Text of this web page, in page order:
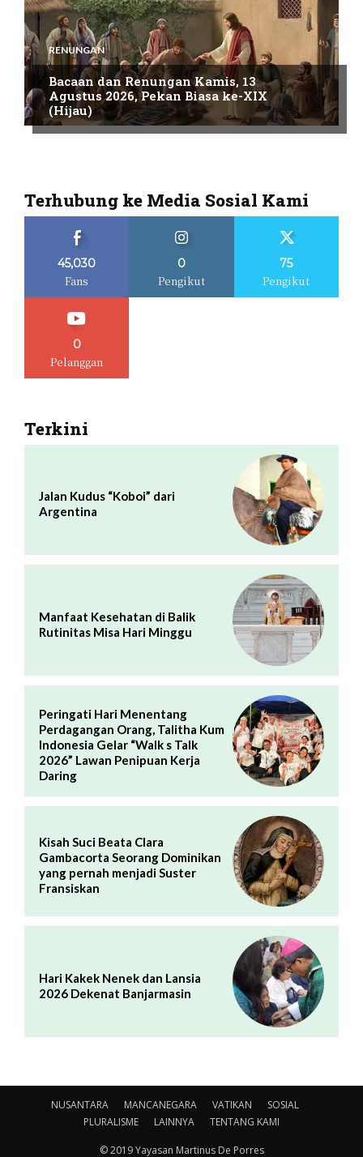
RENUNGAN
Bacaan dan Renungan Kamis, 13
Agustus 2026, Pekan Biasa ke-XIX
(Hijau)
Terhubung ke Media Sosial Kami
45,030
Fans
0
Pengikut
75
Pengikut
0
Pelanggan
Terkini
Jalan Kudus “Koboi” dari
Argentina
Manfaat Kesehatan di Balik
Rutinitas Misa Hari Minggu
Peringati Hari Menentang
Perdagangan Orang, Talitha Kum
Indonesia Gelar “Walk s Talk
2026” Lawan Penipuan Kerja
Daring
Kisah Suci Beata Clara
Gambacorta Seorang Dominikan
yang pernah menjadi Suster
Fransiskan
Hari Kakek Nenek dan Lansia
2026 Dekenat Banjarmasin
NUSANTARA MANCANEGARA VATIKAN
SOSIAL
PLURALISME
LAINNYA TENTANG KAMI
© 2019 Yayasan Martinus De Porres